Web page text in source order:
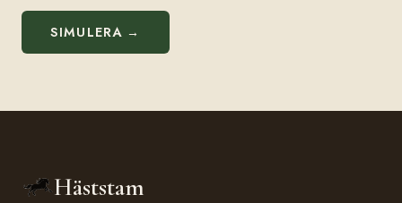
SIMULERA →
Häststam